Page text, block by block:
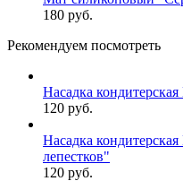
180 руб.
Рекомендуем посмотреть
Насадка
120 руб.
Насадка
лепестков"
120 руб.